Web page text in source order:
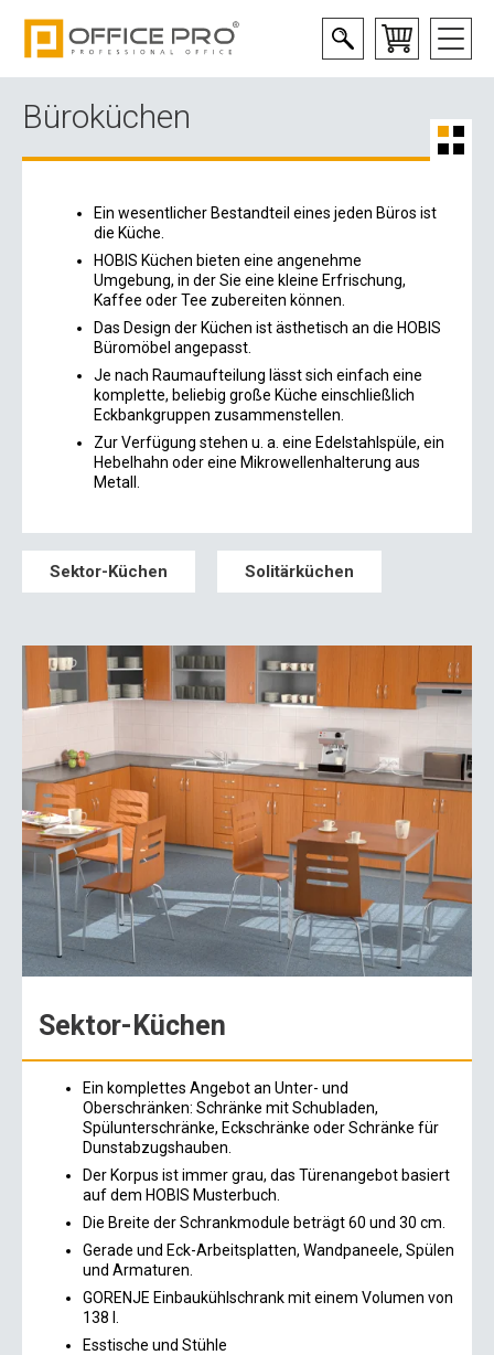
Büroküchen
Ein wesentlicher Bestandteil eines jeden Büros ist
die Küche.
HOBIS Küchen bieten eine angenehme
Umgebung, in der Sie eine kleine Erfrischung,
Kaffee oder Tee zubereiten können.
Das Design der Küchen ist ästhetisch an die HOBIS
Büromöbel angepasst.
Je nach Raumaufteilung lässt sich einfach eine
komplette, beliebig große Küche einschließlich
Eckbankgruppen zusammenstellen.
Zur Verfügung stehen u. a. eine Edelstahlspüle, ein
Hebelhahn oder eine Mikrowellenhalterung aus
Metall.
Sektor-Küchen Solitärküchen
Sektor-Küchen
Ein komplettes Angebot an Unter- und
Oberschränken: Schränke mit Schubladen,
Spülunterschränke, Eckschränke oder Schränke für
Dunstabzugshauben.
Der Korpus ist immer grau, das Türenangebot basiert
auf dem HOBIS Musterbuch.
Die Breite der Schrankmodule beträgt 60 und 30 cm.
Gerade und Eck-Arbeitsplatten, Wandpaneele, Spülen
und Armaturen.
GORENJE Einbaukühlschrank mit einem Volumen von
138 l.
Esstische und Stühle